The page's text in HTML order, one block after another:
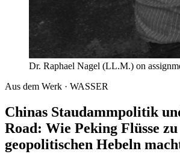
Dr. Raphael Nagel (LL.M.) on
Aus dem Werk · WASSER
Chinas Staudammpolitik
Road: Wie Peking Flüsse zu
geopolitischen Hebeln